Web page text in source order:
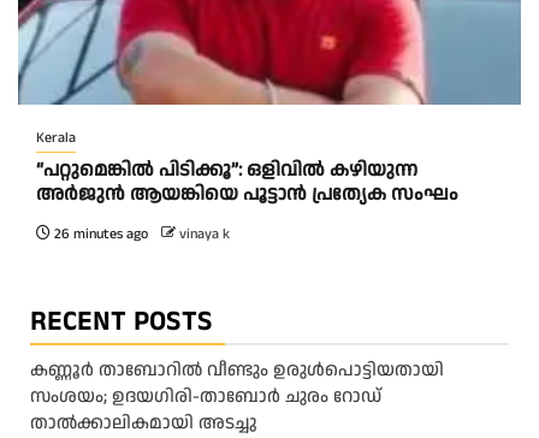
Kerala
“പറ്റുമെങ്കിൽ പിടിക്കൂ”: ഒളിവിൽ കഴിയുന്ന
അർജുൻ ആയങ്കിയെ പൂട്ടാൻ പ്രത്യേക സംഘം
26 minutes ago vinaya k
RECENT POSTS
കണ്ണൂർ താബോറിൽ വീണ്ടും ഉരുൾപൊട്ടിയതായി
സംശയം; ഉദയഗിരി-താബോർ ചുരം റോഡ്
താൽക്കാലികമായി അടച്ചു